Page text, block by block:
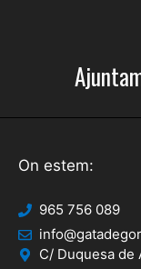
On estem:
965 756 089
C/ Duquesa de